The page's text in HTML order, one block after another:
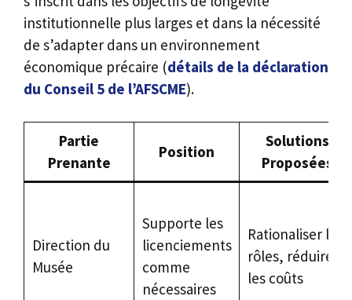
institutionnelle plus larges et dans la nécessité
de s’adapter dans un environnement
économique précaire (détails de la déclaration
du Conseil 5 de l’AFSCME).
Partie
Prenante
Position
Solutions
Proposées
Direction du
Musée
Supporte les
licenciements
comme
nécessaires
Rationaliser les
rôles, réduire
les coûts